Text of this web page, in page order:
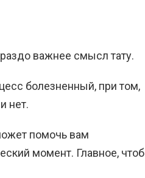
важнее смысл тату.
болезненный, при том,
нет.
помочь вам
момент. Главное, чтоб